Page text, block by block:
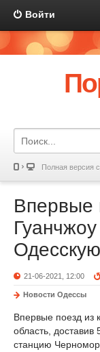
Войти
Полная версия
Впервые
21-06-2021, 12:00
Новости Одессы
Впервые поезд из
область, доставив
станцию